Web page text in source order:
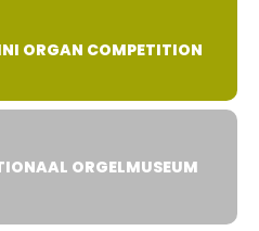
ORGAN COMPETITION
ORGELMUSEUM